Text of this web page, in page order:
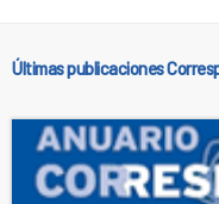
Últimas publicaciones